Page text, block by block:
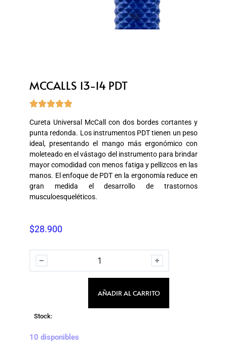
1/4
MCCALLS 13-14 PDT

Cureta Universal McCall con dos bordes cortantes y
punta redonda. Los instrumentos PDT tienen un peso
ideal, presentando el mango más ergonómico con
moleteado en el vástago del instrumento para brindar
mayor comodidad con menos fatiga y pellizcos en las
manos. El enfoque de PDT en la ergonomía reduce en
gran medida el desarrollo de trastornos
musculoesqueléticos.
$28.900
AÑADIR AL CARRITO
Stock:
10 disponibles